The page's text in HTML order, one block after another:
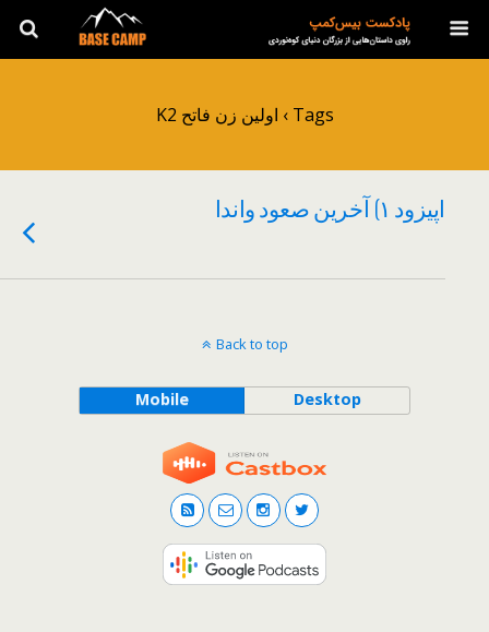
Tags › اولین زن فاتح K2
اپیزود ۱) آخرین صعود واندا
Back to top
Mobile Desktop